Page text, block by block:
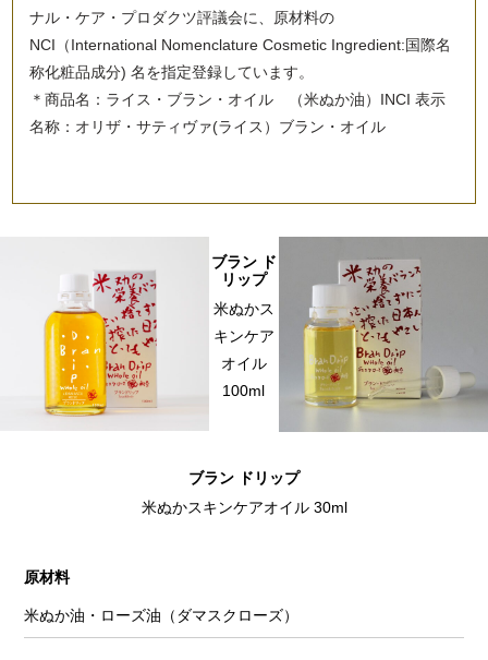
ナル・ケア・プロダクツ評議会に、原材料の
NCI（International Nomenclature Cosmetic Ingredient:国際名
称化粧品成分) 名を指定登録しています。
＊商品名：ライス・ブラン・オイル （米ぬか油）INCI 表示
名称：オリザ・サティヴァ(ライス）ブラン・オイル
ブラン ド
リップ
米ぬかス
キンケア
オイル
100ml
ブラン ドリップ
米ぬかスキンケアオイル 30ml
原材料
米ぬか油・ローズ油（ダマスクローズ）